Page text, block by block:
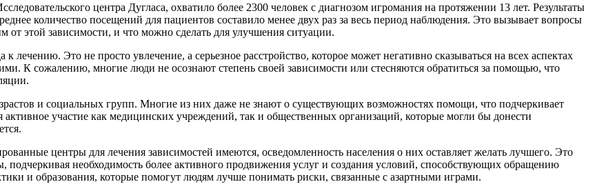
центра Дугласа, охватило более 2300 человек с диагнозом игромания на протяжении 13 лет. Результаты
количество посещений для пациентов составило менее двух раз за весь период наблюдения. Это вызывает вопросы
этой зависимости, и что можно сделать для улучшения ситуации.
лечению. Это не просто увлечение, а серьезное расстройство, которое может негативно сказываться на всех аспектах
К сожалению, многие люди не осознают степень своей зависимости или стесняются обратиться за помощью, что
и социальных групп. Многие из них даже не знают о существующих возможностях помощи, что подчеркивает
участие как медицинских учреждений, так и общественных организаций, которые могли бы донести
центры для лечения зависимостей имеются, осведомленность населения о них оставляет желать лучшего. Это
необходимость более активного продвижения услуг и создания условий, способствующих обращению
и образования, которые помогут людям лучше понимать риски, связанные с азартными играми.